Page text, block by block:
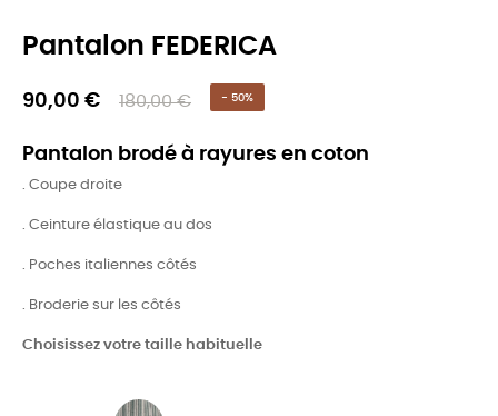
Pantalon FEDERICA
90,00 € 180,00 € - 50%
Pantalon brodé à rayures en coton
. Coupe droite
. Ceinture élastique au dos
. Poches italiennes côtés
. Broderie sur les côtés
Choisissez votre taille habituelle